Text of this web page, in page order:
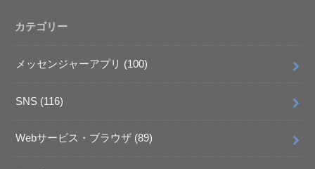
カテゴリー
メッセンジャーアプリ (100)
SNS (116)
Webサービス・ブラウザ (89)